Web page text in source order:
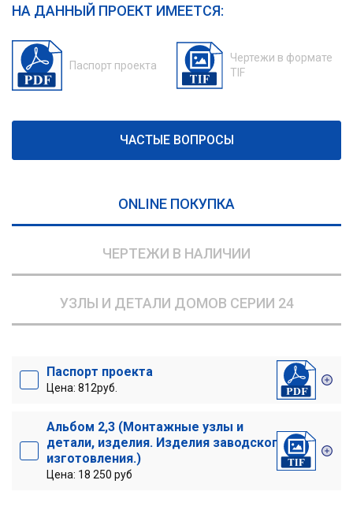
НА ДАННЫЙ ПРОЕКТ ИМЕЕТСЯ:
Паспорт проекта
Чертежи в формате
TIF
ЧАСТЫЕ ВОПРОСЫ
ONLINE ПОКУПКА
ЧЕРТЕЖИ В НАЛИЧИИ
УЗЛЫ И ДЕТАЛИ ДОМОВ СЕРИИ 24
Паспорт проекта
Цена: 812руб.
Альбом 2,3 (Монтажные узлы и
детали, изделия. Изделия заводского
изготовления.)
Цена: 18 250 руб